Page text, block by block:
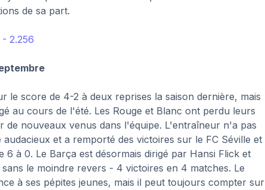
de sa part.
2.256
le score de 4-2 à deux reprises la saison dernière, mais
au cours de l'été. Les Rouge et Blanc ont perdu leurs
de nouveaux venus dans l'équipe. L'entraîneur n'a pas
et a remporté des victoires sur le FC Séville et
6 à 0. Le Barça est désormais dirigé par Hansi Flick et
le moindre revers - 4 victoires en 4 matches. Le
à ses pépites jeunes, mais il peut toujours compter sur